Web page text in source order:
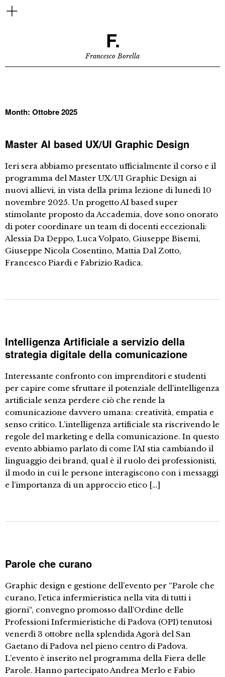
F.
Francesco Borella
Month: Ottobre 2025
Master AI based UX/UI Graphic Design
Ieri sera abbiamo presentato ufficialmente il corso e il
programma del Master UX/UI Graphic Design ai
nuovi allievi, in vista della prima lezione di lunedì 10
novembre 2025. Un progetto AI based super
stimolante proposto da Accademia, dove sono onorato
di poter coordinare un team di docenti eccezionali:
Alessia Da Deppo, Luca Volpato, Giuseppe Bisemi,
Giuseppe Nicola Cosentino, Mattia Dal Zotto,
Francesco Piardi e Fabrizio Radica.
Intelligenza Artificiale a servizio della
strategia digitale della comunicazione
Interessante confronto con imprenditori e studenti
per capire come sfruttare il potenziale dell’intelligenza
artificiale senza perdere ciò che rende la
comunicazione davvero umana: creatività, empatia e
senso critico. L’intelligenza artificiale sta riscrivendo le
regole del marketing e della comunicazione. In questo
evento abbiamo parlato di come l’AI stia cambiando il
linguaggio dei brand, qual è il ruolo dei professionisti,
il modo in cui le persone interagiscono con i messaggi
e l’importanza di un approccio etico […]
Parole che curano
Graphic design e gestione dell’evento per “Parole che
curano, l’etica infermieristica nella vita di tutti i
giorni“, convegno promosso dall’Ordine delle
Professioni Infermieristiche di Padova (OPI) tenutosi
venerdì 3 ottobre nella splendida Agorà del San
Gaetano di Padova nel pieno centro di Padova.
L’evento è inserito nel programma della Fiera delle
Parole. Hanno partecipato Andrea Merlo e Fabio